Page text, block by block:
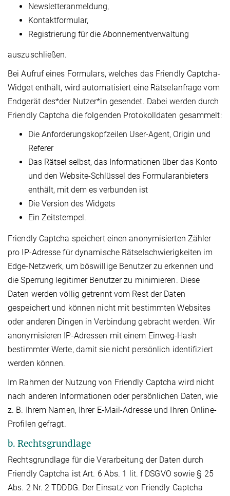
Newsletteranmeldung,
Kontaktformular,
Registrierung für die Abonnementverwaltung
auszuschließen.
Bei Aufruf eines Formulars, welches das Friendly Captcha-
Widget enthält, wird automatisiert eine Rätselanfrage vom
Endgerät des*der Nutzer*in gesendet. Dabei werden durch
Friendly Captcha die folgenden Protokolldaten gesammelt:
Die Anforderungskopfzeilen User-Agent, Origin und
Referer
Das Rätsel selbst, das Informationen über das Konto
und den Website-Schlüssel des Formularanbieters
enthält, mit dem es verbunden ist
Die Version des Widgets
Ein Zeitstempel.
Friendly Captcha speichert einen anonymisierten Zähler
pro IP-Adresse für dynamische Rätselschwierigkeiten im
Edge-Netzwerk, um böswillige Benutzer zu erkennen und
die Sperrung legitimer Benutzer zu minimieren. Diese
Daten werden völlig getrennt vom Rest der Daten
gespeichert und können nicht mit bestimmten Websites
oder anderen Dingen in Verbindung gebracht werden. Wir
anonymisieren IP-Adressen mit einem Einweg-Hash
bestimmter Werte, damit sie nicht persönlich identifiziert
werden können.
Im Rahmen der Nutzung von Friendly Captcha wird nicht
nach anderen Informationen oder persönlichen Daten, wie
z. B. Ihrem Namen, Ihrer E-Mail-Adresse und Ihren Online-
Profilen gefragt.
b. Rechtsgrundlage
Rechtsgrundlage für die Verarbeitung der Daten durch
Friendly Captcha ist Art. 6 Abs. 1 lit. f DSGVO sowie § 25
Abs. 2 Nr. 2 TDDDG. Der Einsatz von Friendly Captcha